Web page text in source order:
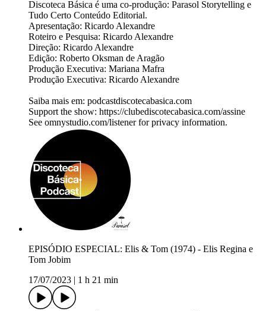
Discoteca Básica é uma co-produção: Parasol Storytelling e
Tudo Certo Conteúdo Editorial.
Apresentação: Ricardo Alexandre
Roteiro e Pesquisa: Ricardo Alexandre
Direção: Ricardo Alexandre
Edição: Roberto Oksman de Aragão
Produção Executiva: Mariana Mafra
Produção Executiva: Ricardo Alexandre
Saiba mais em: podcastdiscotecabasica.com
Support the show: https://clubediscotecabasica.com/assine
See omnystudio.com/listener for privacy information.
EPISÓDIO ESPECIAL: Elis & Tom (1974) - Elis Regina e
Tom Jobim
17/07/2023
1 h 21 min